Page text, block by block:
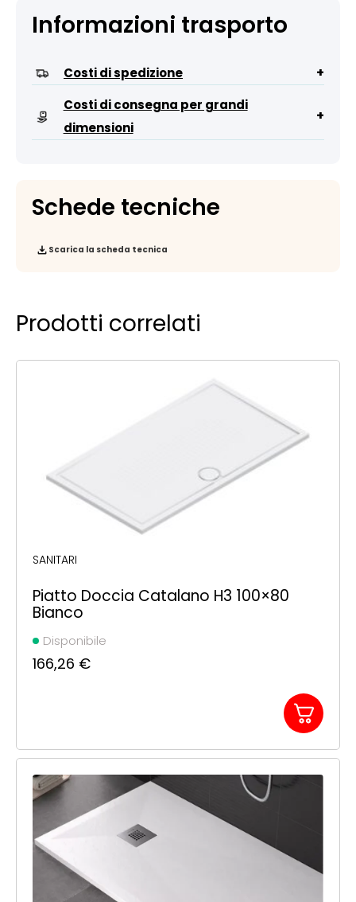
Informazioni trasporto
Costi di spedizione +
Costi di consegna per grandi
dimensioni
+
Schede tecniche
Scarica la scheda tecnica
Prodotti correlati
SANITARI
Piatto Doccia Catalano H3 100×80
Bianco
Disponibile
166,26 €